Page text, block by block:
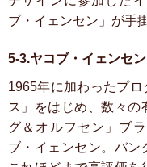
ブ・イェンセン」が手
5-3.ヤコブ・イェンセン
1965年に加わったプ
ス」をはじめ、数々の
グ＆オルフセン」ブ
ブ・イェンセン。バン